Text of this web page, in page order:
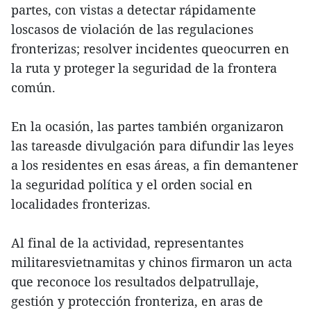
partes, con vistas a detectar rápidamente
loscasos de violación de las regulaciones
fronterizas; resolver incidentes queocurren en
la ruta y proteger la seguridad de la frontera
común.
En la ocasión, las partes también organizaron
las tareasde divulgación para difundir las leyes
a los residentes en esas áreas, a fin demantener
la seguridad política y el orden social en
localidades fronterizas.
Al final de la actividad, representantes
militaresvietnamitas y chinos firmaron un acta
que reconoce los resultados delpatrullaje,
gestión y protección fronteriza, en aras de